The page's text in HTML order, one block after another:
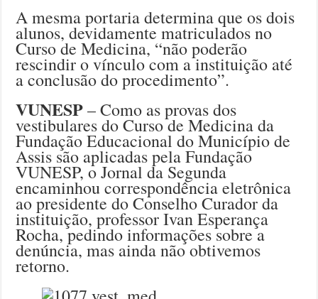
A mesma portaria determina que os dois
alunos, devidamente matriculados no
Curso de Medicina, “não poderão
rescindir o vínculo com a instituição até
a conclusão do procedimento”.
VUNESP– Como as provas dos
vestibulares do Curso de Medicina da
Fundação Educacional do Município de
Assis são aplicadas pela Fundação
VUNESP, o Jornal da Segunda
encaminhou correspondência eletrônica
ao presidente do Conselho Curador da
instituição, professor Ivan Esperança
Rocha, pedindo informações sobre a
denúncia, mas ainda não obtivemos
retorno.